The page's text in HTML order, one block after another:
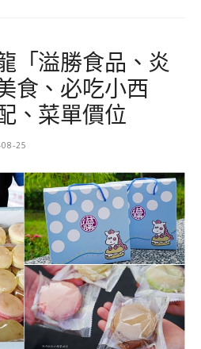
「溢勝食品、炎
食、必吃小西
、菜單價位
25